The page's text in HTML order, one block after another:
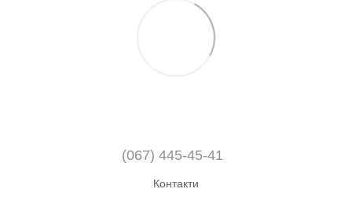
(067) 445-45-41
Контакти